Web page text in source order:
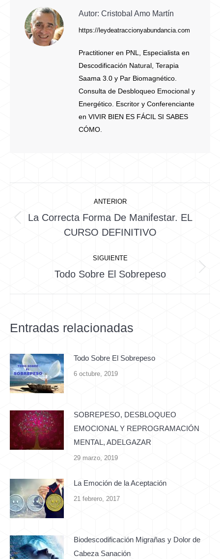
Autor: Cristobal Amo Martín
https://leydeatraccionyabundancia.com
Practitioner en PNL, Especialista en
Descodificación Natural, Terapia
Saama 3.0 y Par Biomagnético.
Consulta de Desbloqueo Emocional y
Energético. Escritor y Conferenciante
en VIVIR BIEN ES FÁCIL SI SABES
CÓMO.
entre
publicaciones
ANTERIOR
Publicación
anterior:
La Correcta Forma De Manifestar. EL
CURSO DEFINITIVO
SIGUIENTE
Publicación
Todo Sobre El Sobrepeso
Entradas relacionadas
Todo Sobre El Sobrepeso
6 octubre, 2019
SOBREPESO, DESBLOQUEO
EMOCIONAL Y REPROGRAMACIÓN
MENTAL, ADELGAZAR
29 marzo, 2019
La Emoción de la Aceptación
21 febrero, 2017
Biodescodificación Migrañas y Dolor de
Cabeza Sanación